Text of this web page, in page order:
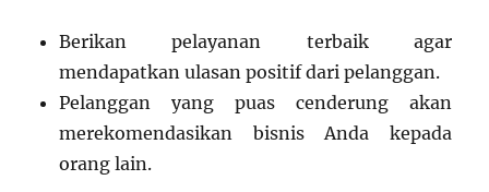
Berikan pelayanan terbaik agar
mendapatkan ulasan positif dari pelanggan.
Pelanggan yang puas cenderung akan
merekomendasikan bisnis Anda kepada
orang lain.